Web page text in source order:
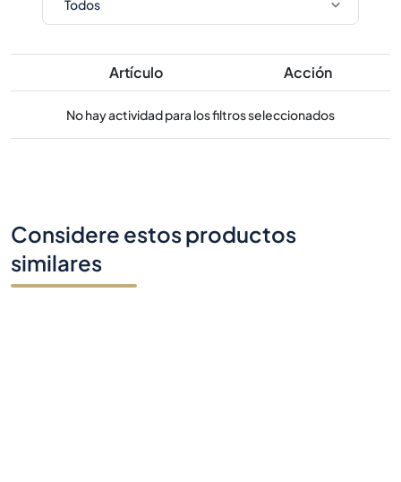
Artículo Acción
No hay actividad para los filtros seleccionados
Considere estos productos
similares